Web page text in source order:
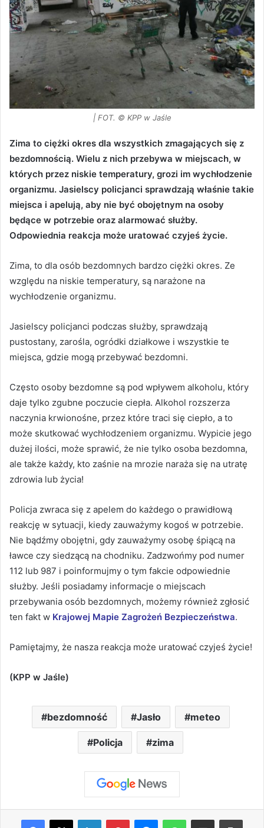
| FOT. © KPP w Jaśle
Zima to ciężki okres dla wszystkich zmagających się z
bezdomnością. Wielu z nich przebywa w miejscach, w
których przez niskie temperatury, grozi im wychłodzenie
organizmu. Jasielscy policjanci sprawdzają właśnie takie
miejsca i apelują, aby nie być obojętnym na osoby
będące w potrzebie oraz alarmować służby.
Odpowiednia reakcja może uratować czyjeś życie.
Zima, to dla osób bezdomnych bardzo ciężki okres. Ze
względu na niskie temperatury, są narażone na
wychłodzenie organizmu.
Jasielscy policjanci podczas służby, sprawdzają
pustostany, zarośla, ogródki działkowe i wszystkie te
miejsca, gdzie mogą przebywać bezdomni.
Często osoby bezdomne są pod wpływem alkoholu, który
daje tylko zgubne poczucie ciepła. Alkohol rozszerza
naczynia krwionośne, przez które traci się ciepło, a to
może skutkować wychłodzeniem organizmu. Wypicie jego
dużej ilości, może sprawić, że nie tylko osoba bezdomna,
ale także każdy, kto zaśnie na mrozie naraża się na utratę
zdrowia lub życia!
Policja zwraca się z apelem do każdego o prawidłową
reakcję w sytuacji, kiedy zauważymy kogoś w potrzebie.
Nie bądźmy obojętni, gdy zauważymy osobę śpiącą na
ławce czy siedzącą na chodniku. Zadzwońmy pod numer
112 lub 987 i poinformujmy o tym fakcie odpowiednie
służby. Jeśli posiadamy informacje o miejscach
przebywania osób bezdomnych, możemy również zgłosić
ten fakt w Krajowej Mapie Zagrożeń Bezpieczeństwa.
Pamiętajmy, że nasza reakcja może uratować czyjeś życie!
(KPP w Jaśle)
bezdomność Jasło meteo
Policja zima
Facebook
X LinkedInPinterestMessengerWhatsAppShare via Email Print